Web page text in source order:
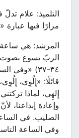
التلميذ: علام تدلّ
مرارًا فيها عبارة
المرشد: هي
٣٤-٣٧) «وفي
قائلًا: «إِلُوِي،
إِلهِي، لماذا
وإعادة إبداعنا،
الصليب. في
وفي الساعة